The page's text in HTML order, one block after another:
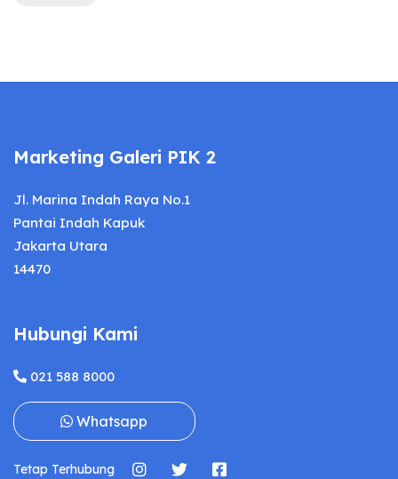
Marketing Galeri PIK 2
Jl. Marina Indah Raya No.1
Pantai Indah Kapuk
Jakarta Utara
14470
Hubungi Kami
021 588 8000
Whatsapp
Tetap Terhubung